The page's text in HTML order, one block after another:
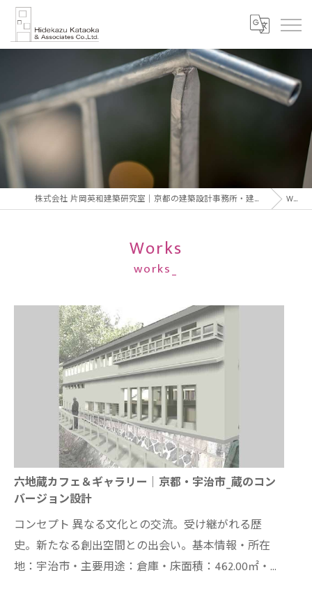
株式会社 片岡英和建築研究室｜京都の建築設計事務所・建築家 片岡英和｜Hidekazu Kataoka Architect & Associates Works
Works
works_
六地蔵カフェ＆ギャラリー｜京都・宇治市_蔵のコン
バージョン設計
コンセプト 異なる文化との交流。受け継がれる歴
史。新たなる創出空間との出会い。基本情報・所在
地：宇治市・主要用途：倉庫・床面積：462.00㎡・主